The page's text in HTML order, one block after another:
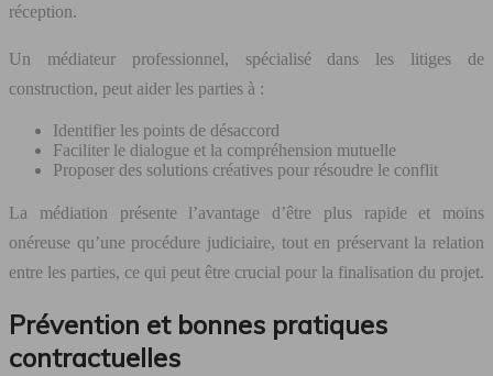
réception.
Un médiateur professionnel, spécialisé dans les litiges de
construction, peut aider les parties à :
Identifier les points de désaccord
Faciliter le dialogue et la compréhension mutuelle
Proposer des solutions créatives pour résoudre le conflit
La médiation présente l’avantage d’être plus rapide et moins
onéreuse qu’une procédure judiciaire, tout en préservant la relation
entre les parties, ce qui peut être crucial pour la finalisation du projet.
Prévention et bonnes pratiques
contractuelles